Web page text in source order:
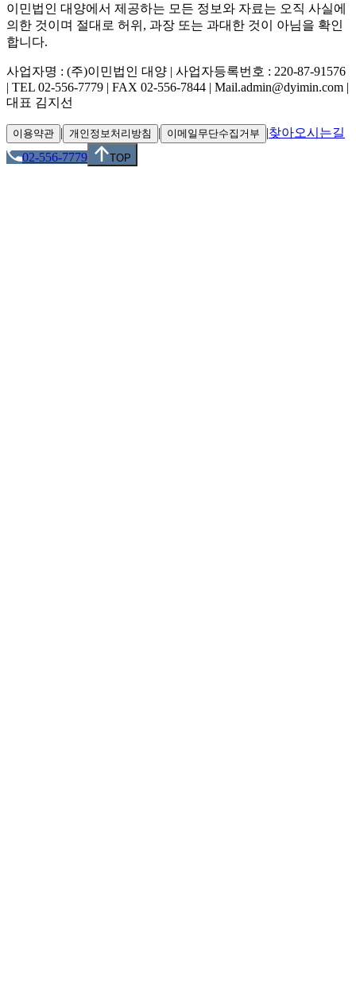
이민법인 대양에서 제공하는 모든 정보와 자료는 오직 사실에
의한 것이며 절대로 허위, 과장 또는 과대한 것이 아님을 확인
합니다.
사업자명 : (주)이민법인 대양 | 사업자등록번호 : 220-87-91576
| TEL 02-556-7779 | FAX 02-556-7844 | Mail.admin@dyimin.com |
대표 김지선
이용약관 | 개인정보처리방침 | 이메일무단수집거부 |찾아오시는길
02-556-7779
TOP